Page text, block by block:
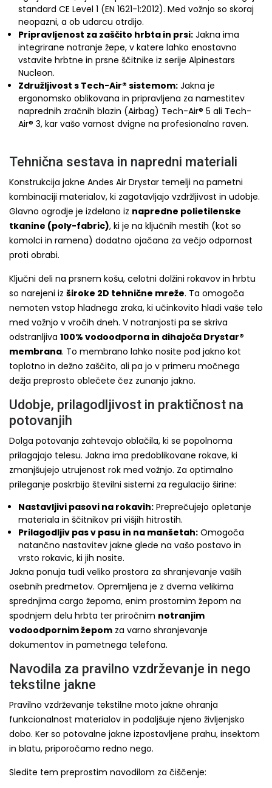
standard CE Level 1 (EN 1621-1:2012). Med vožnjo so skoraj
neopazni, a ob udarcu otrdijo.
Pripravljenost za zaščito hrbta in prsi: Jakna ima
integrirane notranje žepe, v katere lahko enostavno
vstavite hrbtne in prsne ščitnike iz serije Alpinestars
Nucleon.
Združljivost s Tech-Air® sistemom: Jakna je
ergonomsko oblikovana in pripravljena za namestitev
naprednih zračnih blazin (Airbag) Tech-Air® 5 ali Tech-
Air® 3, kar vašo varnost dvigne na profesionalno raven.
Tehnična sestava in napredni materiali
Konstrukcija jakne Andes Air Drystar temelji na pametni
kombinaciji materialov, ki zagotavljajo vzdržljivost in udobje.
Glavno ogrodje je izdelano iz napredne polietilenske
tkanine (poly-fabric), ki je na ključnih mestih (kot so
komolci in ramena) dodatno ojačana za večjo odpornost
proti obrabi.
Ključni deli na prsnem košu, celotni dolžini rokavov in hrbtu
so narejeni iz široke 2D tehnične mreže. Ta omogoča
nemoten vstop hladnega zraka, ki učinkovito hladi vaše telo
med vožnjo v vročih dneh. V notranjosti pa se skriva
odstranljiva 100% vodoodporna in dihajoča Drystar®
membrana. To membrano lahko nosite pod jakno kot
toplotno in dežno zaščito, ali pa jo v primeru močnega
dežja preprosto oblečete čez zunanjo jakno.
Udobje, prilagodljivost in praktičnost na
potovanjih
Dolga potovanja zahtevajo oblačila, ki se popolnoma
prilagajajo telesu. Jakna ima predoblikovane rokave, ki
zmanjšujejo utrujenost rok med vožnjo. Za optimalno
prileganje poskrbijo številni sistemi za regulacijo širine:
Nastavljivi pasovi na rokavih: Preprečujejo opletanje
materiala in ščitnikov pri višjih hitrostih.
Prilagodljiv pas v pasu in na manšetah: Omogoča
natančno nastavitev jakne glede na vašo postavo in
vrsto rokavic, ki jih nosite.
Jakna ponuja tudi veliko prostora za shranjevanje vaših
osebnih predmetov. Opremljena je z dvema velikima
sprednjima cargo žepoma, enim prostornim žepom na
spodnjem delu hrbta ter priročnim notranjim
vodoodpornim žepom za varno shranjevanje
dokumentov in pametnega telefona.
Navodila za pravilno vzdrževanje in nego
tekstilne jakne
Pravilno vzdrževanje tekstilne moto jakne ohranja
funkcionalnost materialov in podaljšuje njeno življenjsko
dobo. Ker so potovalne jakne izpostavljene prahu, insektom
in blatu, priporočamo redno nego.
Sledite tem preprostim navodilom za čiščenje: